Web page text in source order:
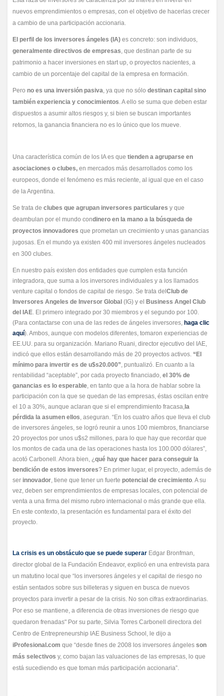
nuevos emprendimientos o empresas, con el objetivo de hacerlas crecer
a cambio de una participación accionaria.
El perfil de los inversores ángeles (IA) es concreto: son individuos,
generalmente directivos de empresas, que destinan parte de su
patrimonio a hacer inversiones en start up, o proyectos nacientes, a
cambio de un porcentaje del capital de la empresa en formación.
Pero no es una inversión pasiva, ya que no sólo destinan capital sino
también experiencia y conocimientos. A ello se suma que deben estar
dispuestos a asumir altos riesgos y, si bien se buscan importantes
retornos, la ganancia financiera no es lo único que los mueve.
Una característica común de los IA es que tienden a agruparse en
asociaciones o clubes, en mercados más desarrollados como los
europeos, donde el fenómeno es más reciente, al igual que en el caso
de la Argentina.
Se trata de clubes que agrupan inversores particulares y que
deambulan por el mundo condinero en la mano a la búsqueda de
proyectos innovadores que prometan un crecimiento y unas ganancias
jugosas. En el mundo ya existen 400 mil inversores ángeles nucleados
en 300 clubes.
En nuestro país existen dos entidades que cumplen esta función
integradora, que suma a los inversores individuales y a los llamados
venture capital o fondos de capital de riesgo. Se trata del Club de
Inversores Angeles de Inversor Global (IG) y el
Business Angel Club
del IAE. El primero integrado por 30 miembros y el segundo por 100.
(Para contactarse con una de las redes de ángeles inversores, haga clic
aquí). Ambos, aunque con modelos diferentes, tomaron experiencias de
EE.UU. para su organización. Mariano Ruani, director ejecutivo del IAE,
indicó que ellos están desarrollando más de 20 proyectos activos. “El
mínimo para invertir es de u$s20.000”, puntualizó. En cuanto a la
rentabilidad “aceptable”, por cada proyecto financiado, el 30% de
ganancias es lo esperable, en tanto que a la hora de hablar sobre la
participación con la que se quedan de las empresas, éstas oscilan entre
el 10 a 30%, aunque aclaran que si el emprendimiento fracasa, la
pérdida la asumen ellos, aseguran. “En los cuatro años que lleva el club
de inversores ángeles, se logró reunir a unos 100 miembros, financiarse
20 proyectos por unos u$s2 millones, para lo que hay que recordar que
los montos de cada una de las operaciones hasta los 100.000 dólares”,
acotó Carbonell. Ahora bien, ¿qué hay que hacer para conseguir la
bendición de estos inversores? En primer lugar, el proyecto, además de
ser innovador, tiene que tener un fuerte potencial de crecimiento. A su
vez, deben ser emprendimientos de empresas locales, con potencial de
venta a una firma del mismo rubro internacional o más grande que ella.
En este contexto, la presentación es fundamental para el éxito del
proyecto.
La crisis es un obstáculo que se puede superar Edgar Bronfman,
director global de la Fundación Endeavor, explicó en una entrevista para
un matutino local que “los inversores ángeles y el capital de riesgo no
están sentados sobre sus billeteras y siguen en busca de nuevos
proyectos para invertir a pesar de la crisis. No son cifras extraordinarias.
Por eso se mantiene, a diferencia de otras inversiones de riesgo que
quedaron frenadas" Por su parte, Silvia Torres Carbonell directora del
Centro de Entrepreneurship IAE Business School, le dijo a
iProfesional.com que “desde fines de 2008 los inversores ángeles son
más selectivos y, como bajan las valuaciones de las empresas, lo que
está sucediendo es que toman más participación accionaria”.